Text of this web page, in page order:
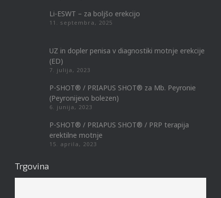
Li-ESWT – za boljšo erekcijo
11. septembra, 2025
UZ in dopler penisa v diagnostiki motnje erekcije
(ED)
7. julija, 2023
P-SHOT® / PRIAPUS SHOT® za Mb. Peyronie
(Peyronijevo bolezen)
6. junija, 2023
P-SHOT® / PRIAPUS SHOT® / PRP terapija
erektilne motnje
15. aprila, 2023
Trgovina